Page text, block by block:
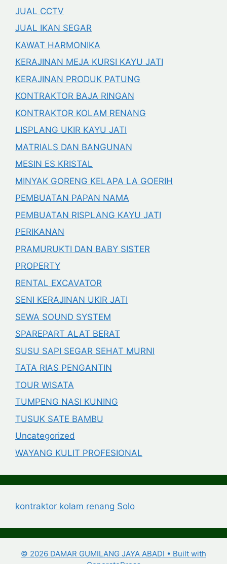
JUAL CCTV
JUAL IKAN SEGAR
KAWAT HARMONIKA
KERAJINAN MEJA KURSI KAYU JATI
KERAJINAN PRODUK PATUNG
KONTRAKTOR BAJA RINGAN
KONTRAKTOR KOLAM RENANG
LISPLANG UKIR KAYU JATI
MATRIALS DAN BANGUNAN
MESIN ES KRISTAL
MINYAK GORENG KELAPA LA GOERIH
PEMBUATAN PAPAN NAMA
PEMBUATAN RISPLANG KAYU JATI
PERIKANAN
PRAMURUKTI DAN BABY SISTER
PROPERTY
RENTAL EXCAVATOR
SENI KERAJINAN UKIR JATI
SEWA SOUND SYSTEM
SPAREPART ALAT BERAT
SUSU SAPI SEGAR SEHAT MURNI
TATA RIAS PENGANTIN
TOUR WISATA
TUMPENG NASI KUNING
TUSUK SATE BAMBU
Uncategorized
WAYANG KULIT PROFESIONAL
kontraktor kolam renang Solo
© 2026 DAMAR GUMILANG JAYA ABADI • Built with